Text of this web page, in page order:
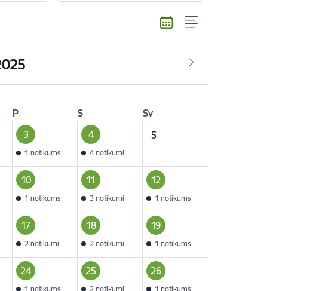
P S
Sv
3
1 notikums
4
4 notikumi
5
10
1 notikums
11
3 notikumi
12
1 notikums
17
2 notikumi
18
2 notikumi
19
1 notikums
24
1 notikums
25
2 notikumi
26
1 notikums